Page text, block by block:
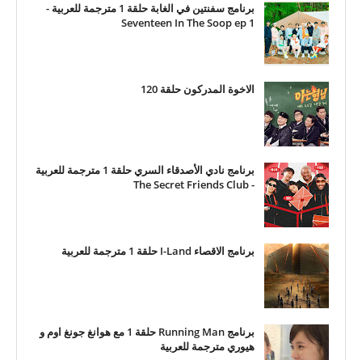
برنامج سفنتين في الغابة حلقة 1 مترجمة للعربية -
Seventeen In The Soop ep 1
الاخوة المدركون حلقة 120
برنامج نادي الأصدقاء السري حلقة 1 مترجمة للعربية
- The Secret Friends Club
برنامج الاقصاء I-Land حلقة 1 مترجمة للعربية
برنامج Running Man حلقة 1 مع هوانغ جونغ اوم و
هيوري مترجمة للعربية